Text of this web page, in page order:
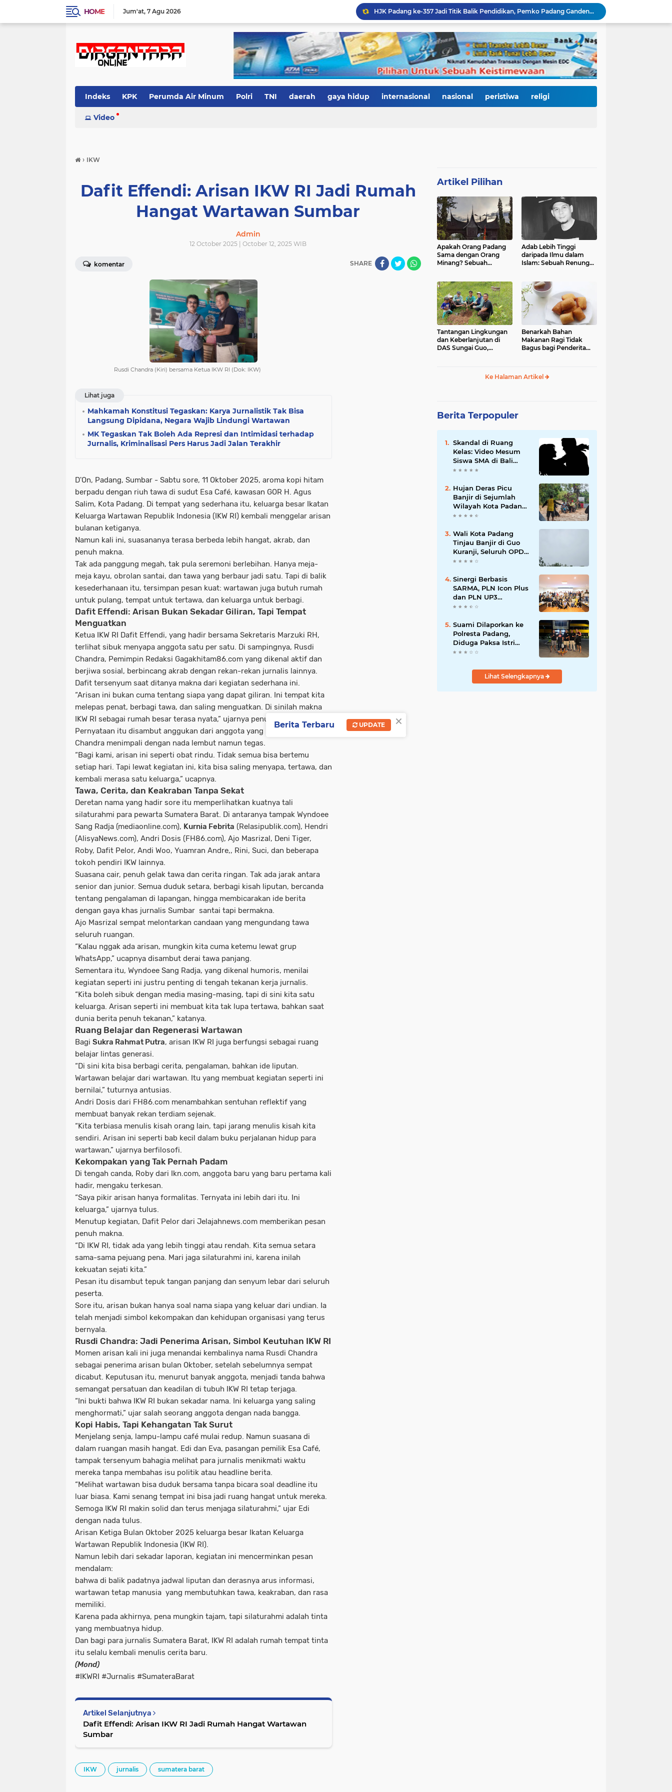
HOME Jum'at 7 Agu 2026
KRI Teluk Kendari-518 Bersandar di Teluk Bayur, Hadiah Istimewa HJK Padang ke-357: Warga Diajak Naik Kapal Perang Gratis
International Symposium Kota Tua Padang Gaungkan Kolaborasi Dunia, Fadly Amran Ajak Selamatkan Batang Arau dan Wujudkan Pariwisata Berkelanjutan
2.334 Peserta Padati Auditorium UNP, Fadly Amran Ajak Dunia Pendidikan Bersatu Wujudkan 'Padang Juara' Berdaya Saing Global
3.000 Mahasiswa Baru UNP Ikuti Police Goes To Campus, Ditlantas Polda Sumbar Tanamkan Budaya Tertib Berlalu Lintas Sejak Hari Pertama Kuliah
Open Ship Kapal Teluk Kendari Diprediksi Diserbu Pengunjung, Trans Padang Ubah Rute Koridor 2 dan 4, Tarif Seluruh Koridor Cuma Rp1
Tak Gentar Medan Ekstrem, Tim Trisula Polres Solok Selatan Sisir Sungai Bangko, Police Line Dipasang di Lokasi Dugaan Tambang Emas Ilegal
Kurnia Nugraha Raih Indonesia Public Relations Top Leader 2026, Bukti Komitmen JNE Bangun Bisnis Berkelanjutan Lewat Komunikasi Berdampak
Indeks KPK Perumda Air Minum Polri TNI daerah gaya hidup internasional nasional peristiwa religi
Video
› IKW
Dafit Effendi: Arisan IKW RI Jadi Rumah
Hangat Wartawan Sumbar
Admin
12 October 2025 | October 12, 2025 WIB
komentar SHARE
Rusdi Chandra (Kiri) bersama Ketua IKW RI (Dok: IKW)
Lihat juga
Mahkamah Konstitusi Tegaskan: Karya Jurnalistik Tak Bisa
Langsung Dipidana, Negara Wajib Lindungi Wartawan
MK Tegaskan Tak Boleh Ada Represi dan Intimidasi terhadap
Jurnalis, Kriminalisasi Pers Harus Jadi Jalan Terakhir
D'On, Padang, Sumbar - Sabtu sore, 11 Oktober 2025, aroma kopi hitam
berpadu dengan riuh tawa di sudut Esa Café, kawasan GOR H. Agus
Salim, Kota Padang. Di tempat yang sederhana itu, keluarga besar Ikatan
Keluarga Wartawan Republik Indonesia (IKW RI) kembali menggelar arisan
bulanan ketiganya.
Namun kali ini, suasananya terasa berbeda lebih hangat, akrab, dan
penuh makna.
Tak ada panggung megah, tak pula seremoni berlebihan. Hanya meja-
meja kayu, obrolan santai, dan tawa yang berbaur jadi satu. Tapi di balik
kesederhanaan itu, tersimpan pesan kuat: wartawan juga butuh rumah
untuk pulang, tempat untuk tertawa, dan keluarga untuk berbagi.
Dafit Effendi: Arisan Bukan Sekadar Giliran, Tapi Tempat
Menguatkan
Ketua IKW RI Dafit Effendi, yang hadir bersama Sekretaris Marzuki RH,
terlihat sibuk menyapa anggota satu per satu. Di sampingnya, Rusdi
Chandra, Pemimpin Redaksi Gagakhitam86.com yang dikenal aktif dan
berjiwa sosial, berbincang akrab dengan rekan-rekan jurnalis lainnya.
Dafit tersenyum saat ditanya makna dari kegiatan sederhana ini.
“Arisan ini bukan cuma tentang siapa yang dapat giliran. Ini tempat kita
melepas penat, berbagi tawa, dan saling menguatkan. Di sinilah makna
IKW RI sebagai rumah besar terasa nyata,” ujarnya penuh makna.
Pernyataan itu disambut anggukan dari anggota yang hadir. Rusdi
Chandra menimpali dengan nada lembut namun tegas.
“Bagi kami, arisan ini seperti obat rindu. Tidak semua bisa bertemu
setiap hari. Tapi lewat kegiatan ini, kita bisa saling menyapa, tertawa, dan
kembali merasa satu keluarga,” ucapnya.
Tawa, Cerita, dan Keakraban Tanpa Sekat
Deretan nama yang hadir sore itu memperlihatkan kuatnya tali
silaturahmi para pewarta Sumatera Barat. Di antaranya tampak Wyndoee
Sang Radja (mediaonline.com), Kurnia Febrita (Relasipublik.com), Hendri
(AlisyaNews.com), Andri Dosis (FH86.com), Ajo Masrizal, Deni Tiger,
Roby, Dafit Pelor, Andi Woo, Yuamran Andre,, Rini, Suci, dan beberapa
tokoh pendiri IKW lainnya.
Suasana cair, penuh gelak tawa dan cerita ringan. Tak ada jarak antara
senior dan junior. Semua duduk setara, berbagi kisah liputan, bercanda
tentang pengalaman di lapangan, hingga membicarakan ide berita
dengan gaya khas jurnalis Sumbar santai tapi bermakna.
Ajo Masrizal sempat melontarkan candaan yang mengundang tawa
seluruh ruangan.
“Kalau nggak ada arisan, mungkin kita cuma ketemu lewat grup
WhatsApp,” ucapnya disambut derai tawa panjang.
Sementara itu, Wyndoee Sang Radja, yang dikenal humoris, menilai
kegiatan seperti ini justru penting di tengah tekanan kerja jurnalis.
“Kita boleh sibuk dengan media masing-masing, tapi di sini kita satu
keluarga. Arisan seperti ini membuat kita tak lupa tertawa, bahkan saat
dunia berita penuh tekanan,” katanya.
Ruang Belajar dan Regenerasi Wartawan
Bagi Sukra Rahmat Putra, arisan IKW RI juga berfungsi sebagai ruang
belajar lintas generasi.
“Di sini kita bisa berbagi cerita, pengalaman, bahkan ide liputan.
Wartawan belajar dari wartawan. Itu yang membuat kegiatan seperti ini
bernilai,” tuturnya antusias.
Andri Dosis dari FH86.com menambahkan sentuhan reflektif yang
membuat banyak rekan terdiam sejenak.
“Kita terbiasa menulis kisah orang lain, tapi jarang menulis kisah kita
sendiri. Arisan ini seperti bab kecil dalam buku perjalanan hidup para
wartawan,” ujarnya berfilosofi.
Kekompakan yang Tak Pernah Padam
Di tengah canda, Roby dari Ikn.com, anggota baru yang baru pertama kali
hadir, mengaku terkesan.
“Saya pikir arisan hanya formalitas. Ternyata ini lebih dari itu. Ini
keluarga,” ujarnya tulus.
Menutup kegiatan, Dafit Pelor dari Jelajahnews.com memberikan pesan
penuh makna.
“Di IKW RI, tidak ada yang lebih tinggi atau rendah. Kita semua setara
sama-sama pejuang pena. Mari jaga silaturahmi ini, karena inilah
kekuatan sejati kita.”
Pesan itu disambut tepuk tangan panjang dan senyum lebar dari seluruh
peserta.
Sore itu, arisan bukan hanya soal nama siapa yang keluar dari undian. Ia
telah menjadi simbol kekompakan dan kehidupan organisasi yang terus
bernyala.
Rusdi Chandra: Jadi Penerima Arisan, Simbol Keutuhan IKW RI
Momen arisan kali ini juga menandai kembalinya nama Rusdi Chandra
sebagai penerima arisan bulan Oktober, setelah sebelumnya sempat
dicabut. Keputusan itu, menurut banyak anggota, menjadi tanda bahwa
semangat persatuan dan keadilan di tubuh IKW RI tetap terjaga.
“Ini bukti bahwa IKW RI bukan sekadar nama. Ini keluarga yang saling
menghormati,” ujar salah seorang anggota dengan nada bangga.
Kopi Habis, Tapi Kehangatan Tak Surut
Menjelang senja, lampu-lampu café mulai redup. Namun suasana di
dalam ruangan masih hangat. Edi dan Eva, pasangan pemilik Esa Café,
tampak tersenyum bahagia melihat para jurnalis menikmati waktu
mereka tanpa membahas isu politik atau headline berita.
“Melihat wartawan bisa duduk bersama tanpa bicara soal deadline itu
luar biasa. Kami senang tempat ini bisa jadi ruang hangat untuk mereka.
Semoga IKW RI makin solid dan terus menjaga silaturahmi,” ujar Edi
dengan nada tulus.
Arisan Ketiga Bulan Oktober 2025 keluarga besar Ikatan Keluarga
Wartawan Republik Indonesia (IKW RI).
Namun lebih dari sekadar laporan, kegiatan ini mencerminkan pesan
mendalam:
bahwa di balik padatnya jadwal liputan dan derasnya arus informasi,
wartawan tetap manusia yang membutuhkan tawa, keakraban, dan rasa
memiliki.
Karena pada akhirnya, pena mungkin tajam, tapi silaturahmi adalah tinta
yang membuatnya hidup.
Dan bagi para jurnalis Sumatera Barat, IKW RI adalah rumah tempat tinta
itu selalu kembali menulis cerita baru.
(Mond)
#IKWRI #Jurnalis #SumateraBarat
Artikel Selanjutnya
Dafit Effendi: Arisan IKW RI Jadi Rumah Hangat Wartawan
Sumbar
IKW jurnalis sumatera barat
Artikel Pilihan
Apakah Orang Padang
Sama dengan Orang
Minang? Sebuah
Adab Lebih Tinggi
daripada Ilmu dalam
Islam: Sebuah Renungan
Tantangan Lingkungan
dan Keberlanjutan di
DAS Sungai Guo,
Benarkah Bahan
Makanan Ragi Tidak
Bagus bagi Penderita
Ke Halaman Artikel
Berita Terpopuler
Skandal di Ruang
Kelas: Video Mesum
Siswa SMA di Bali
Viral, Hukuman dan
Mengikuti
Hujan Deras Picu
Banjir di Sejumlah
Wilayah Kota Padang,
Warga Dievakuasi dan
Banjir Susulan
Wali Kota Padang
Tinjau Banjir di Guo
Kuranji, Seluruh OPD
Disiagakan dan
Dipercepat
Sinergi Berbasis
SARMA, PLN Icon Plus
dan PLN UP3
Tanjungpinang
Strategis
Suami Dilaporkan ke
Polresta Padang,
Diduga Paksa Istri
Layani Pria Lain
Lihat Selengkapnya
×
Berita Terbaru UPDATE